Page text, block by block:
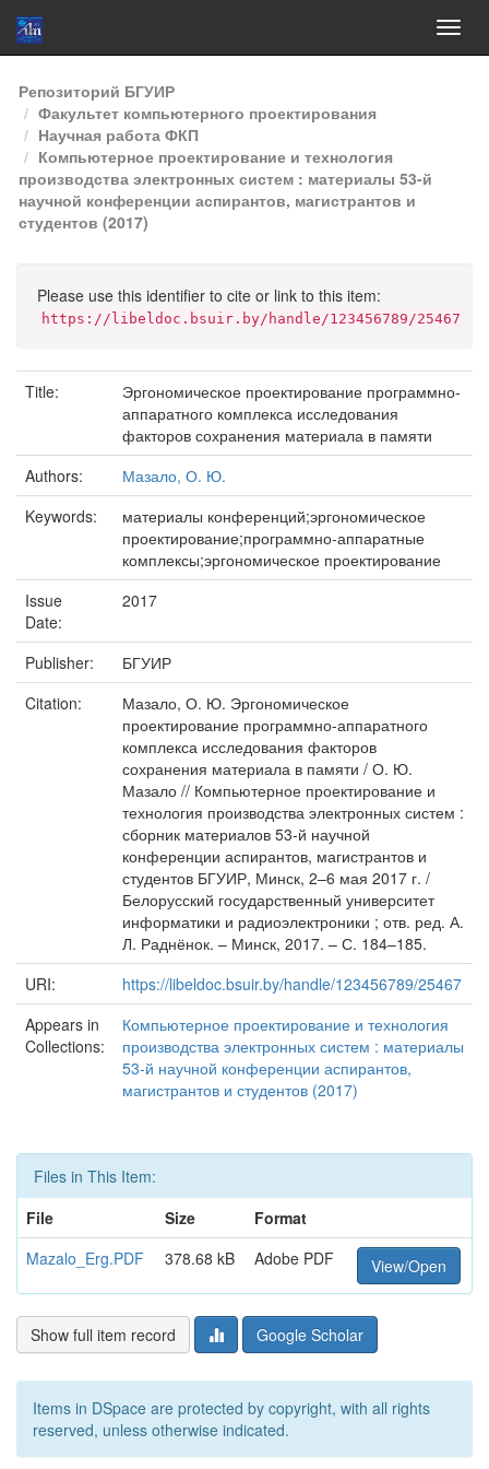
Skip
navigation
Репозиторий БГУИР
Факультет компьютерного проектирования
Научная работа ФКП
Компьютерное проектирование и технология
производства электронных систем : материалы 53-й
научной конференции аспирантов, магистрантов и
студентов (2017)
Please use this identifier to cite or link to this item:
https://libeldoc.bsuir.by/handle/123456789/25467
Title:
Эргономическое проектирование программно-
аппаратного комплекса исследования
факторов сохранения материала в памяти
Authors:
Мазало, О. Ю.
Keywords:
материалы конференций;эргономическое
проектирование;программно-аппаратные
комплексы;эргономическое проектирование
Issue
Date:
2017
Publisher:
БГУИР
Citation:
Мазало, О. Ю. Эргономическое
проектирование программно-аппаратного
комплекса исследования факторов
сохранения материала в памяти / О. Ю.
Мазало // Компьютерное проектирование и
технология производства электронных систем :
сборник материалов 53-й научной
конференции аспирантов, магистрантов и
студентов БГУИР, Минск, 2–6 мая 2017 г. /
Белорусский государственный университет
информатики и радиоэлектроники ; отв. ред. А.
Л. Раднёнок. – Минск, 2017. – С. 184–185.
URI:
https://libeldoc.bsuir.by/handle/123456789/25467
Appears in
Collections:
Компьютерное проектирование и технология
производства электронных систем : материалы
53-й научной конференции аспирантов,
магистрантов и студентов (2017)
Files in This Item:
File
Size
Format
Mazalo_Erg.PDF
378.68 kB Adobe PDF View/Open
Show full item record Google Scholar
Items in DSpace are protected by copyright, with all rights
reserved, unless otherwise indicated.